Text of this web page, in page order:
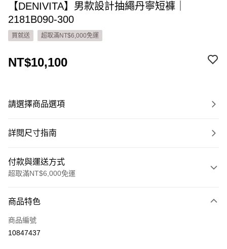
【DENIVITA】男款設計抽繩丹寧短褲｜
2181B090-300
買就送 超取滿NT$6,000免運
NT$10,100
請選擇商品選項
詳閱尺寸指南
付款與運送方式
超取滿NT$6,000免運
信用卡一次付款
超商取貨付款
商品特色
商品編號
10847437